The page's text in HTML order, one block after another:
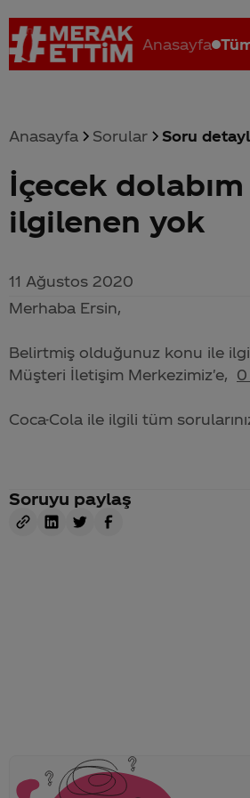
Anasayfa
Coca-Cola nerenin malı? Coca cola
Anasayfa Sorular Soru
İçecek
ilgilenen yok
11 Ağustos 2020
Merhaba Ersin,
Belirtmiş olduğunuz konu ile
Müşteri İletişim Merkezimiz'e, 0
Coca-Cola ile ilgili tüm
Soruyu paylaş